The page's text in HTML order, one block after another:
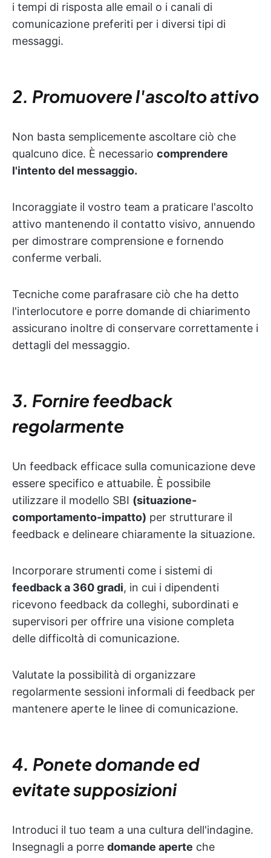
i tempi di risposta alle email o i canali di
comunicazione preferiti per i diversi tipi di
messaggi.
2. Promuovere l'ascolto attivo
Non basta semplicemente ascoltare ciò che
qualcuno dice. È necessario comprendere
l'intento del messaggio.
Incoraggiate il vostro team a praticare l'ascolto
attivo mantenendo il contatto visivo, annuendo
per dimostrare comprensione e fornendo
conferme verbali.
Tecniche come parafrasare ciò che ha detto
l'interlocutore e porre domande di chiarimento
assicurano inoltre di conservare correttamente i
dettagli del messaggio.
3. Fornire feedback
regolarmente
Un feedback efficace sulla comunicazione deve
essere specifico e attuabile. È possibile
utilizzare il modello SBI (situazione-
comportamento-impatto) per strutturare il
feedback e delineare chiaramente la situazione.
Incorporare strumenti come i sistemi di
feedback a 360 gradi, in cui i dipendenti
ricevono feedback da colleghi, subordinati e
supervisori per offrire una visione completa
delle difficoltà di comunicazione.
Valutate la possibilità di organizzare
regolarmente sessioni informali di feedback per
mantenere aperte le linee di comunicazione.
4. Ponete domande ed
evitate supposizioni
Introduci il tuo team a una cultura dell'indagine.
Insegnagli a porre domande aperte che